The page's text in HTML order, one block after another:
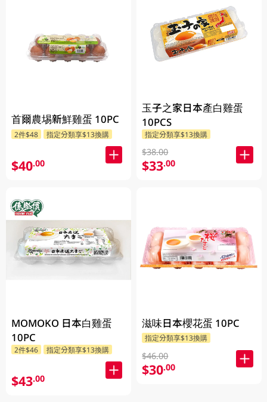
首爾農埸新鮮雞蛋 10PC
2件$48 指定分類享$13換購
$40.00
MOMOKO 日本白雞蛋
10PC
2件$46 指定分類享$13換購
$43.00
玉子之家日本產白雞蛋
10PCS
指定分類享$13換購
$38.00
$33.00
滋味日本櫻花蛋 10PC
指定分類享$13換購
$46.00
$30.00